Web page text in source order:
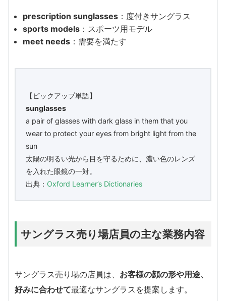
prescription sunglasses ：度付きサングラス
sports models ：スポーツ用モデル
meet needs ：需要を満たす
【ピックアップ単語】
sunglasses
a pair of glasses with dark glass in them that you
wear to protect your eyes from bright light from the
sun
太陽の明るい光から目を守るために、濃い色のレンズ
を入れた眼鏡の一対。
出典： Oxford Learner’s Dictionaries
サングラス売り場店員の主な業務内容
サングラス売り場の店員は、 お客様の顔の形や用途、
好みに合わせて最適なサングラスを提案します。